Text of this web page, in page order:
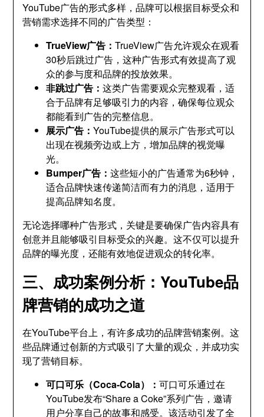
YouTube广告的形式多样，品牌可以根据目标受众和
营销需求选择不同的广告类型：
TrueView广告：TrueView广告允许观众在观看
30秒后跳过广告，这种广告形式有效提高了观
众的参与度和品牌的投放效果。
非跳过广告：这类广告需要观众完整观看，适
合于品牌有足够吸引力的内容，确保每位观众
都能看到广告的完整信息。
展示广告：YouTube提供的展示广告形式可以
出现在视频旁边或上方，增加品牌的视觉曝
光。
Bumper广告：这些短小的广告通常为6秒钟，
适合品牌快速传递简洁而有力的消息，适用于
提高品牌知名度。
无论选择哪种广告形式，关键是要确保广告内容具有
创意并且能够吸引目标受众的兴趣。这不仅可以提升
品牌的曝光度，还能有效地促进观众的转化率。
三、成功案例分析：YouTube品
牌营销的成功之道
在YouTube平台上，有许多成功的品牌营销案例。这
些品牌通过创新的方式吸引了大量的观众，并成功实
现了营销目标。
可口可乐（Coca-Cola）：可口可乐通过在
YouTube发布“Share a Coke”系列广告，邀请
用户分享自己的故事和感受。该活动引发了全